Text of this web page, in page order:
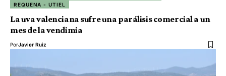
REQUENA - UTIEL
La uva valenciana sufre una parálisis comercial a un
mes de la vendimia
PorJavier Ruiz